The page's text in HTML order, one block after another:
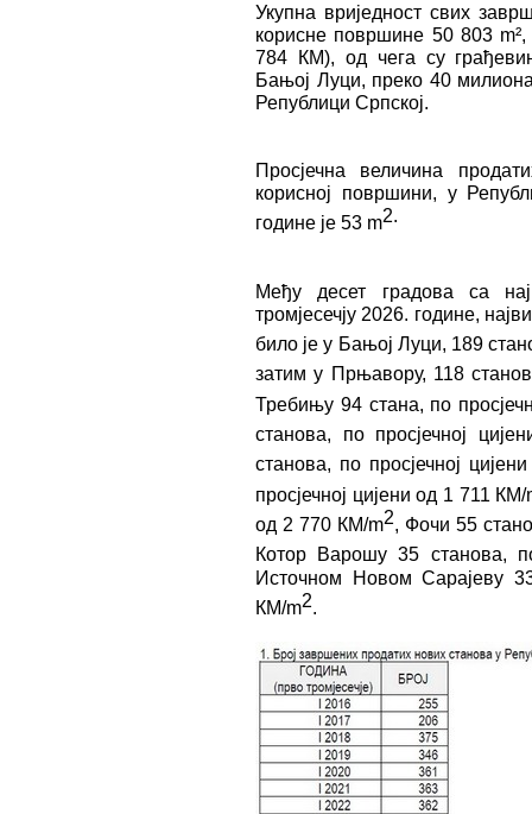
Укупна вриједност свих
корисне површине 50 803
784 КМ), од чега су
Бањој Луци, преко 40
Републици Српској.
Просјечна величина
корисној површини, у
године је 53 m2.
Међу десет градова са
тромјесечју 2026. године,
било је у Бањој Луци, 189
затим у Прњавору, 118
Требињу 94 стана, по
станова, по просјечној
станова, по просјечној
просјечној цијени од 1 711 КМ/
од 2 770 КМ/m2, Фочи 55
Котор Варошу 35 станова,
Источном Новом Сарајеву
КМ/m2.